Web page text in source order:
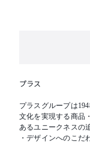
プラス
プラスグループは
文化を実現する商品
あるユニークネスの
・デザインへのこだ